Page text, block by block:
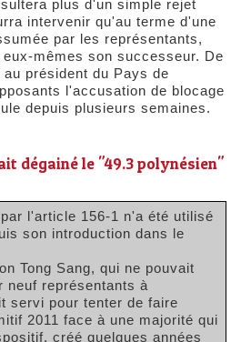
plus d'un simple rejet
intervenir qu'au terme d'une
par les représentants,
mêmes son successeur. De
président du Pays de
l'accusation de blocage
depuis plusieurs semaines.
dégainé le "49.3 polynésien"
son introduction dans le
Tong Sang, qui ne pouvait
neuf représentants à
servi pour tenter de faire
2011 face à une majorité qui
créé quelques années